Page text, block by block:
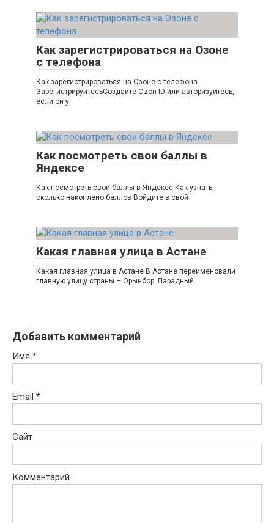
Как зарегистрироваться на Озоне
с телефона
Как зарегистрироваться на Озоне с телефона
ЗарегистрируйтесьСоздайте Ozon ID или авторизуйтесь,
если он у
Как посмотреть свои баллы в
Яндексе
Как посмотреть свои баллы в Яндексе Как узнать,
сколько накоплено баллов Войдите в свой
Какая главная улица в Астане
Какая главная улица в Астане В Астане переименовали
главную улицу страны – Орынбор. Парадный
Добавить комментарий
Имя *
Email *
Сайт
Комментарий